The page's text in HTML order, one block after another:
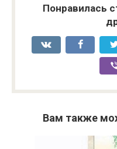
Понравилась
Вам также